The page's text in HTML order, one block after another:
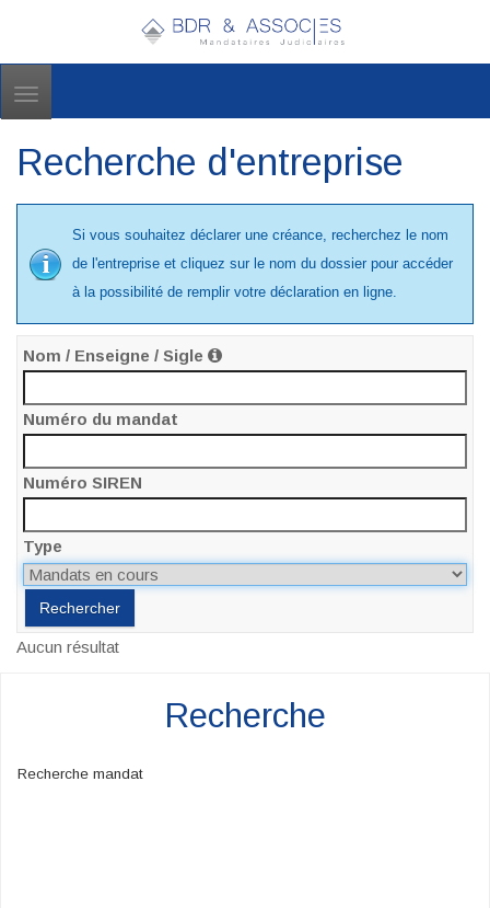
Toggle
Recherche d'entreprise
Si vous souhaitez déclarer une créance, recherchez le nom
de l'entreprise et cliquez sur le nom du dossier pour accéder
à la possibilité de remplir votre déclaration en ligne.
Nom / Enseigne / Sigle
Numéro du mandat
Numéro SIREN
Type
Aucun résultat
Recherche
Recherche mandat